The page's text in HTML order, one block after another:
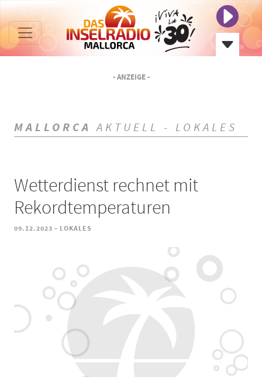
- ANZEIGE -
MALLORCA AKTUELL - LOKALES
Wetterdienst rechnet mit
Rekordtemperaturen
09.12.2023 - LOKALES